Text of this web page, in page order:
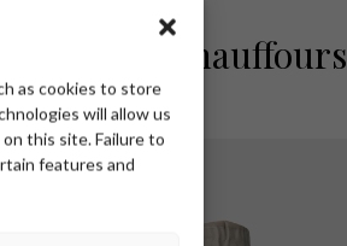
as cookies to store
will allow us
this site. Failure to
features and
Les Chauffours